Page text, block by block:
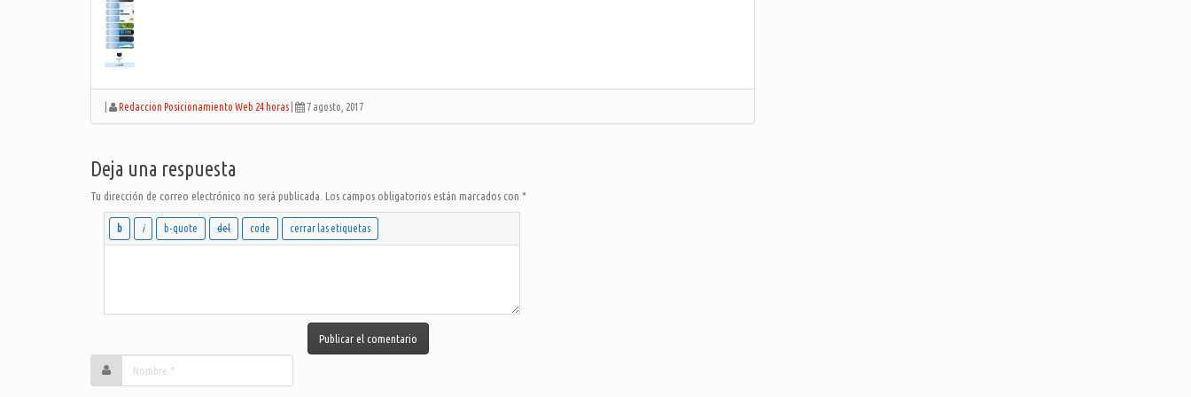
Redaccion Posicionamiento Web 24 horas 7 agosto, 2017
Deja una respuesta
Tu dirección de correo electrónico no será publicada. Los campos obligatorios están marcados con *